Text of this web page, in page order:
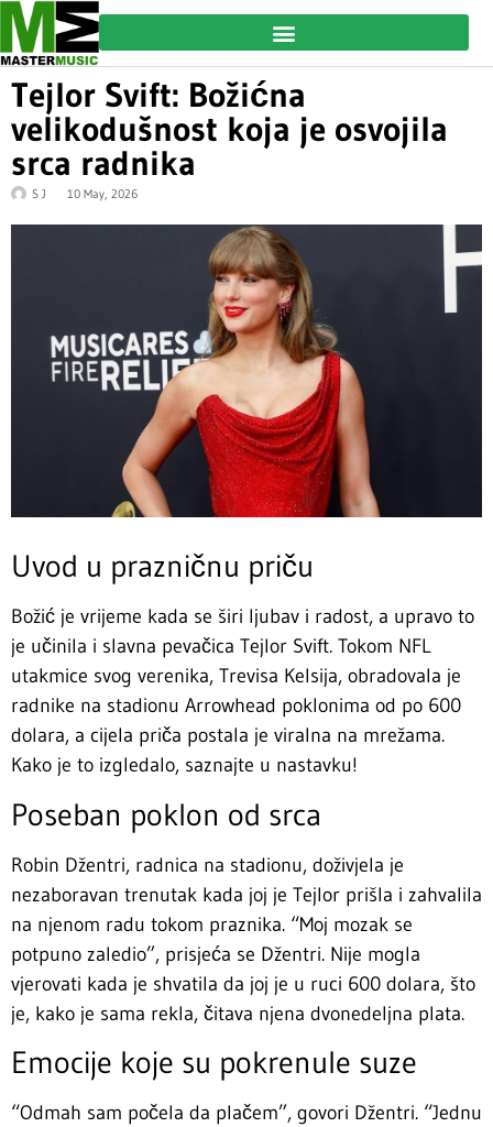
Tejlor Svift: Božićna
velikodušnost koja je osvojila
srca radnika
S J 10 May, 2026
Uvod u prazničnu priču
Božić je vrijeme kada se širi ljubav i radost, a upravo to
je učinila i slavna pevačica Tejlor Svift. Tokom NFL
utakmice svog verenika, Trevisa Kelsija, obradovala je
radnike na stadionu Arrowhead poklonima od po 600
dolara, a cijela priča postala je viralna na mrežama.
Kako je to izgledalo, saznajte u nastavku!
Poseban poklon od srca
Robin Džentri, radnica na stadionu, doživjela je
nezaboravan trenutak kada joj je Tejlor prišla i zahvalila
na njenom radu tokom praznika. “Moj mozak se
potpuno zaledio”, prisjeća se Džentri. Nije mogla
vjerovati kada je shvatila da joj je u ruci 600 dolara, što
je, kako je sama rekla, čitava njena dvonedeljna plata.
Emocije koje su pokrenule suze
“Odmah sam počela da plačem”, govori Džentri. “Jednu